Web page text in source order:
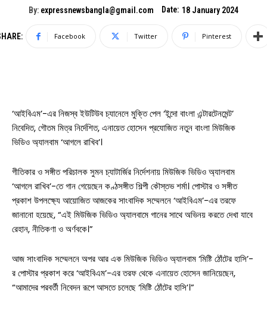
By: expressnewsbangla@gmail.com Date: 18 January 2024
Facebook Twitter Pinterest
‘আইবিএম’-এর নিজস্ব ইউটিউব চ্যানেলে মুক্তি পেল ‘ইন্দো বাংলা এন্টারটেনমেন্ট’
নিবেদিত, গৌতম মিত্র নির্দেশিত, এনায়েত হোসেন প্রযোজিত নতুন বাংলা মিউজিক
ভিডিও অ্যালবাম ‘আগলে রাখিব’।
গীতিকার ও সঙ্গীত পরিচালক সুমন চ্যাটার্জির নির্দেশনায় মিউজিক ভিডিও অ্যালবাম
‘আগলে রাখিব’-তে গান গেয়েছেন কণ্ঠসঙ্গীত শিল্পী কৌস্তভ শর্মা। পোস্টার ও সঙ্গীত
প্রকাশ উপলক্ষ্যে আয়োজিত আজকের সাংবাদিক সম্মেলনে ‘আইবিএম’-এর তরফে
জানানো হয়েছে, “এই মিউজিক ভিডিও অ্যালবামে গানের সাথে অভিনয় করতে দেখা যাবে
রেহান, নীতিকণা ও অর্ণবকে।”
আজ সাংবাদিক সম্মেলনে অপর আর এক মিউজিক ভিডিও অ্যালবাম ‘মিষ্টি ঠোঁটের হাসি’-
র পোস্টার প্রকাশ করে ‘আইবিএম’-এর তরফ থেকে এনায়েত হোসেন জানিয়েছেন,
“আমাদের পরবর্তী নিবেদন রূপে আসতে চলেছে ‘মিষ্টি ঠোঁটের হাসি’।”